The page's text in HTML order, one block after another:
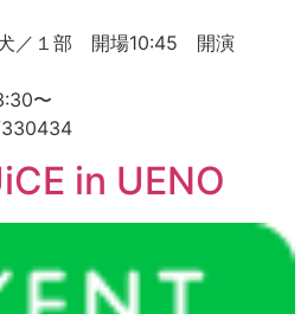
犬／１部 開場10:45 開演
〜
in UENO